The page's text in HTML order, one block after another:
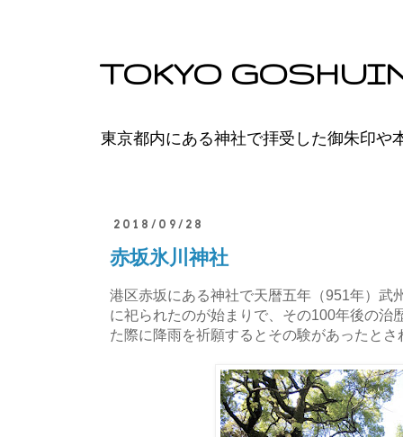
TOKYO
東京都内にある神社で拝受した御朱印や
2018/09/28
赤坂氷川神社
港区赤坂にある神社で天暦五年（951年）武
に祀られたのが始まりで、その100年後の治
た際に降雨を祈願するとその験があったとさ